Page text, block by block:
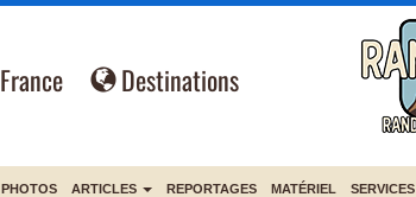
France Destinations
PHOTOS ARTICLES REPORTAGES MATÉRIEL SERVICES